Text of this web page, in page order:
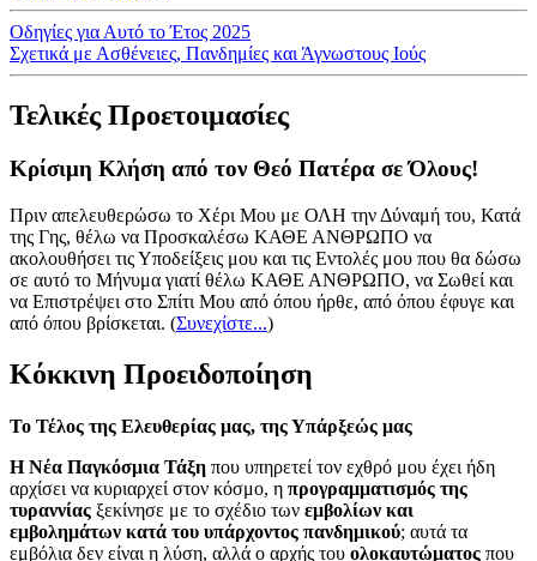
Οδηγίες για Αυτό το Έτος 2025
Σχετικά με Ασθένειες, Πανδημίες και Άγνωστους Ιούς
Τελικές Προετοιμασίες
Κρίσιμη Κλήση από τον Θεό Πατέρα σε Όλους!
Πριν απελευθερώσω το Χέρι Μου με ΟΛΗ την Δύναμή του, Κατά
της Γης, θέλω να Προσκαλέσω ΚΑΘΕ ΑΝΘΡΩΠΟ να
ακολουθήσει τις Υποδείξεις μου και τις Εντολές μου που θα δώσω
σε αυτό το Μήνυμα γιατί θέλω ΚΑΘΕ ΑΝΘΡΩΠΟ, να Σωθεί και
να Επιστρέψει στο Σπίτι Μου από όπου ήρθε, από όπου έφυγε και
από όπου βρίσκεται. (Συνεχίστε...)
Κόκκινη Προειδοποίηση
Το Τέλος της Ελευθερίας μας, της Υπάρξεώς μας
Η Νέα Παγκόσμια Τάξη που υπηρετεί τον εχθρό μου έχει ήδη
αρχίσει να κυριαρχεί στον κόσμο, η προγραμματισμός της
τυραννίας ξεκίνησε με το σχέδιο των εμβολίων και
εμβολημάτων κατά του υπάρχοντος πανδημικού; αυτά τα
εμβόλια δεν είναι η λύση, αλλά ο αρχής του ολοκαυτώματος που